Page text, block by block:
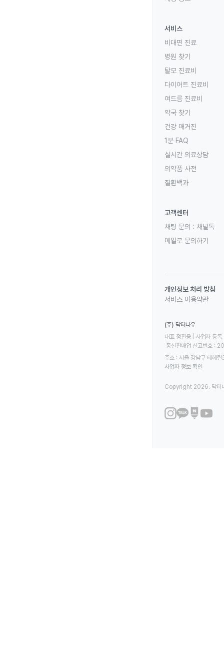
서비스
비대면 진료
병원 찾기
탈모 진료비
다이어트 진료비
여드름 진료비
약국 찾기
건강 매거진
1분 FAQ
실시간 의료상담
의약품 사전
질환백과
고객센터
채팅 문의 : 채널톡
메일로 문의하기
개인정보 처리 방침
서비스 이용약관
(주) 닥터나우
대표 정진웅 | 사업자
통신판매업 신고번호
주소 : 서울 강남구 테헤
사업자 정보 확인
Copyright 2026. 닥터